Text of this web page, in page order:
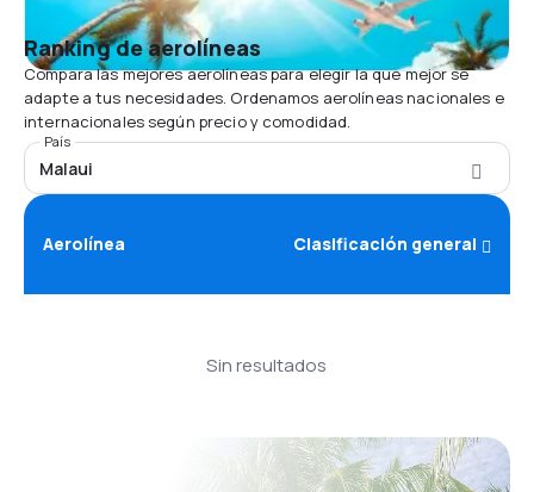
Ranking de aerolíneas
Compara las mejores aerolíneas para elegir la que mejor se
adapte a tus necesidades. Ordenamos aerolíneas nacionales e
internacionales según precio y comodidad.
País
Malaui
Aerolínea Clasificación general
Sin resultados